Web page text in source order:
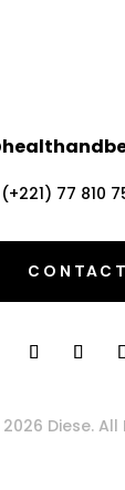
(+221) 77 810
CONTACT
Diese. All